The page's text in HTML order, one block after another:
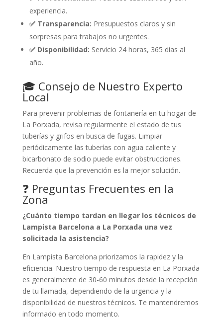
experiencia.
✅ Transparencia: Presupuestos claros y sin
sorpresas para trabajos no urgentes.
✅ Disponibilidad: Servicio 24 horas, 365 días al
año.
🎓 Consejo de Nuestro Experto
Local
Para prevenir problemas de fontanería en tu hogar de
La Porxada, revisa regularmente el estado de tus
tuberías y grifos en busca de fugas. Limpiar
periódicamente las tuberías con agua caliente y
bicarbonato de sodio puede evitar obstrucciones.
Recuerda que la prevención es la mejor solución.
❓ Preguntas Frecuentes en la
Zona
¿Cuánto tiempo tardan en llegar los técnicos de
Lampista Barcelona a La Porxada una vez
solicitada la asistencia?
En Lampista Barcelona priorizamos la rapidez y la
eficiencia. Nuestro tiempo de respuesta en La Porxada
es generalmente de 30-60 minutos desde la recepción
de tu llamada, dependiendo de la urgencia y la
disponibilidad de nuestros técnicos. Te mantendremos
informado en todo momento.